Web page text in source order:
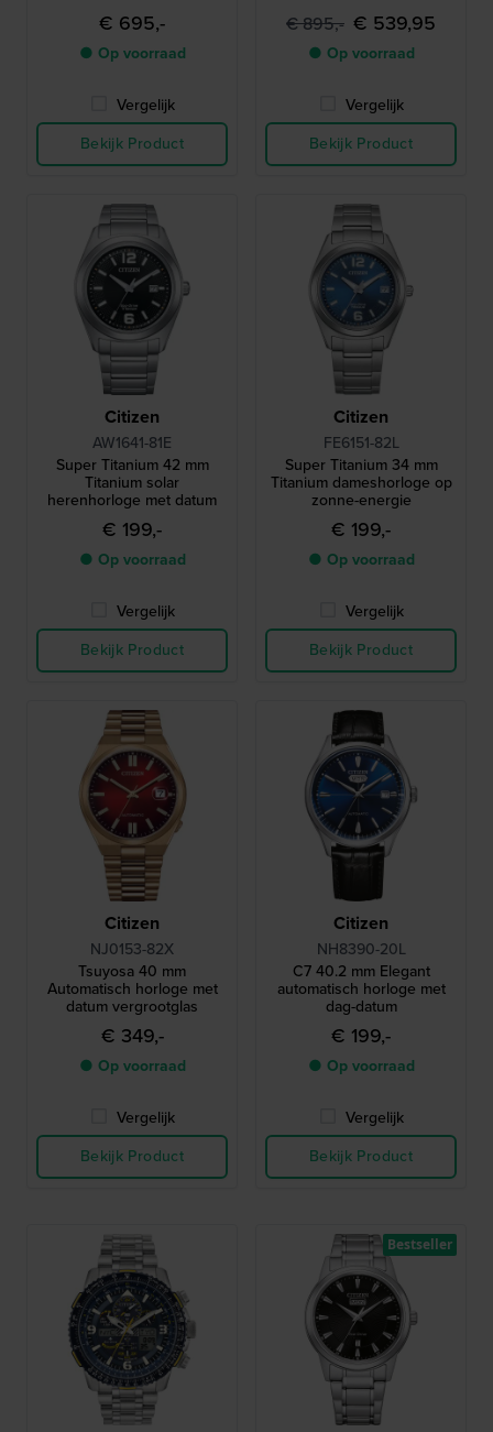
€ 695,-
● Op voorraad
Vergelijk
Bekijk Product
€ 895,- € 539,95
● Op voorraad
Vergelijk
Bekijk Product
Citizen
AW1641-81E
Super Titanium 42 mm
Titanium solar
herenhorloge met datum
€ 199,-
● Op voorraad
Vergelijk
Bekijk Product
Citizen
FE6151-82L
Super Titanium 34 mm
Titanium dameshorloge op
zonne-energie
€ 199,-
● Op voorraad
Vergelijk
Bekijk Product
Citizen
NJ0153-82X
Tsuyosa 40 mm
Automatisch horloge met
datum vergrootglas
€ 349,-
● Op voorraad
Vergelijk
Bekijk Product
Citizen
NH8390-20L
C7 40.2 mm Elegant
automatisch horloge met
dag-datum
€ 199,-
● Op voorraad
Vergelijk
Bekijk Product
Bestseller